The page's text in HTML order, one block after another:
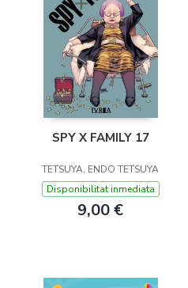
SPY X FAMILY 17
TETSUYA, ENDO TETSUYA
Disponibilitat inmediata
9,00 €